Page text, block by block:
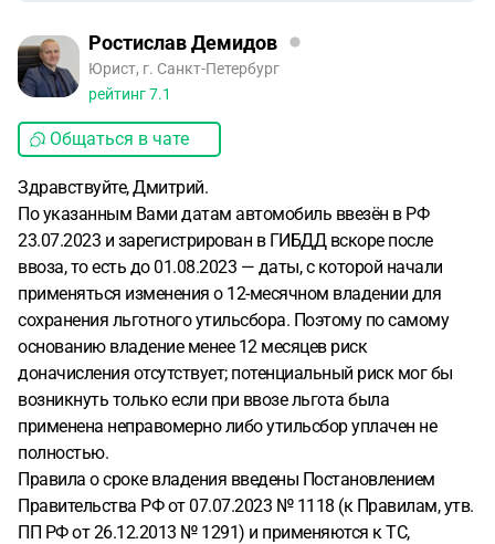
Ростислав Демидов
Юрист, г. Санкт-Петербург
рейтинг7.1
Общаться в чате
Здравствуйте, Дмитрий.
По указанным Вами датам автомобиль ввезён в РФ
23.07.2023 и зарегистрирован в ГИБДД вскоре после
ввоза, то есть до 01.08.2023 — даты, с которой начали
применяться изменения о 12-месячном владении для
сохранения льготного утильсбора. Поэтому по самому
основанию владение менее 12 месяцев риск
доначисления отсутствует; потенциальный риск мог бы
возникнуть только если при ввозе льгота была
применена неправомерно либо утильсбор уплачен не
полностью.
Правила о сроке владения введены Постановлением
Правительства РФ от 07.07.2023 № 1118 (к Правилам, утв.
ПП РФ от 26.12.2013 № 1291) и применяются к ТС,